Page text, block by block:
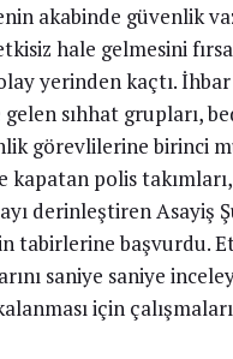
akabinde güvenlik
hale gelmesini
yerinden kaçtı.
gelen sıhhat grupları,
görevlilerine birinci
kapatan polis
derinleştiren Asayiş
tabirlerine başvurdu.
saniye saniye
için